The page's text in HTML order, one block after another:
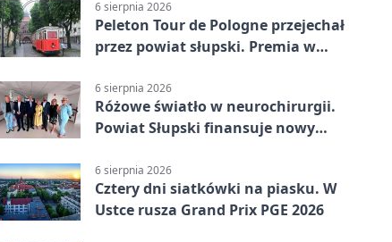
6 sierpnia 2026
Peleton Tour de Pologne przejechał
przez powiat słupski. Premia w
6 sierpnia 2026
Różowe światło w neurochirurgii.
Powiat Słupski finansuje nowy
6 sierpnia 2026
Cztery dni siatkówki na piasku. W
Ustce rusza Grand Prix PGE 2026